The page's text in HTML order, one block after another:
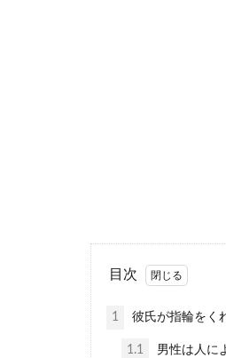
目次
1 彼氏が指輪をく
1.1 男性は人に